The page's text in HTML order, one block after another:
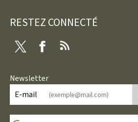
RESTEZ CONNECTÉ
Twitter Facebook
Newsletter
E-mail